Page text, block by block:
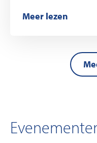
Meer lezen